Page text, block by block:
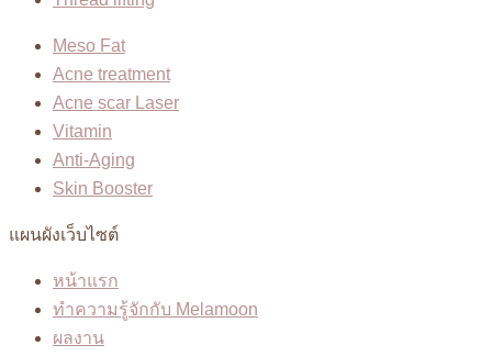
Meso Fat
Acne treatment
Acne scar Laser
Vitamin
Anti-Aging
Skin Booster
แผนผังเว็บไซต์
หน้าแรก
ทำความรู้จักกับ Melamoon
ผลงาน